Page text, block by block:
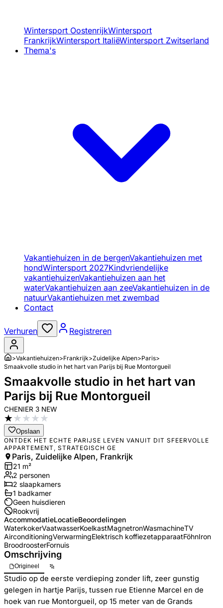
Wintersport OostenrijkWintersport
FrankrijkWintersport ItaliëWintersport Zwitserland
Thema's
Vakantiehuizen in de bergenVakantiehuizen met
hondWintersport 2027Kindvriendelijke
vakantiehuizenVakantiehuizen aan het
waterVakantiehuizen aan zeeVakantiehuizen in de
natuurVakantiehuizen met zwembad
Contact
Verhuren Registreren
>Vakantiehuizen>Frankrijk>Zuidelijke Alpen>Paris>
Smaakvolle studio in het hart van Parijs bij Rue Montorgueil
Smaakvolle studio in het hart van
Parijs bij Rue Montorgueil
CHENIER 3 NEW
★★★★★
Opslaan
ONTDEK HET ECHTE PARIJSE LEVEN VANUIT DIT SFEERVOLLE
APPARTEMENT, STRATEGISCH GE
Paris, Zuidelijke Alpen, Frankrijk
21 m²
2 personen
2 slaapkamers
1 badkamer
Geen huisdieren
Rookvrij
AccommodatieLocatieBeoordelingen
WaterkokerVaatwasserKoelkastMagnetronWasmachineTV
AirconditioningVerwarmingElektrisch koffiezetapparaatFöhnIron
BroodroosterFornuis
Omschrijving
Origineel
Studio op de eerste verdieping zonder lift, zeer gunstig
gelegen in hartje Parijs, tussen rue Etienne Marcel en de
hoek van rue Montorgueil, op 15 meter van de Grands